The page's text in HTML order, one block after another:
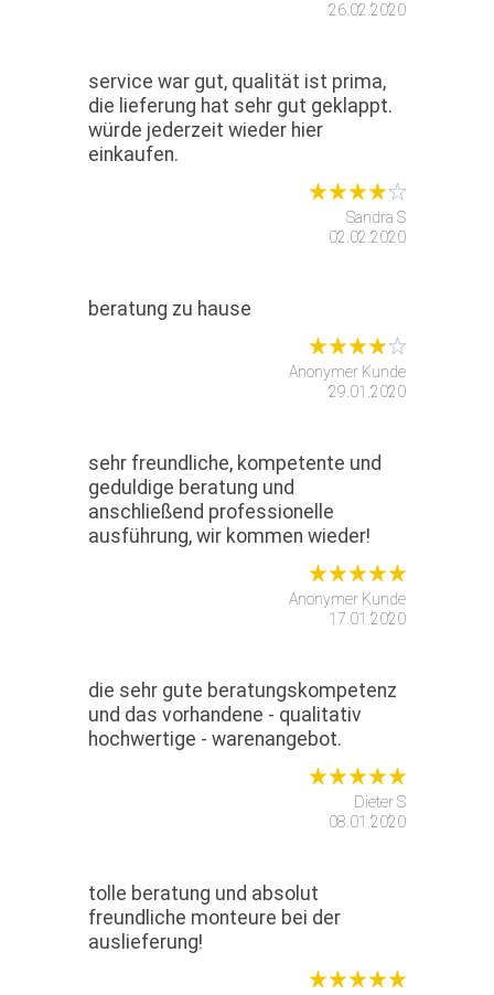
26.02.2020
service war gut, qualität ist prima,
die lieferung hat sehr gut geklappt.
würde jederzeit wieder hier
einkaufen.
Sandra S
02.02.2020
beratung zu hause
Anonymer Kunde
29.01.2020
sehr freundliche, kompetente und
geduldige beratung und
anschließend professionelle
ausführung, wir kommen wieder!
Anonymer Kunde
17.01.2020
die sehr gute beratungskompetenz
und das vorhandene - qualitativ
hochwertige - warenangebot.
Dieter S
08.01.2020
tolle beratung und absolut
freundliche monteure bei der
auslieferung!